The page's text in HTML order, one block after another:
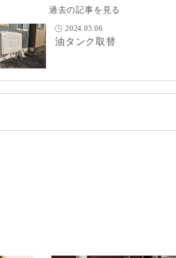
過去の記事を見る
2024.05.06
油タンク取替